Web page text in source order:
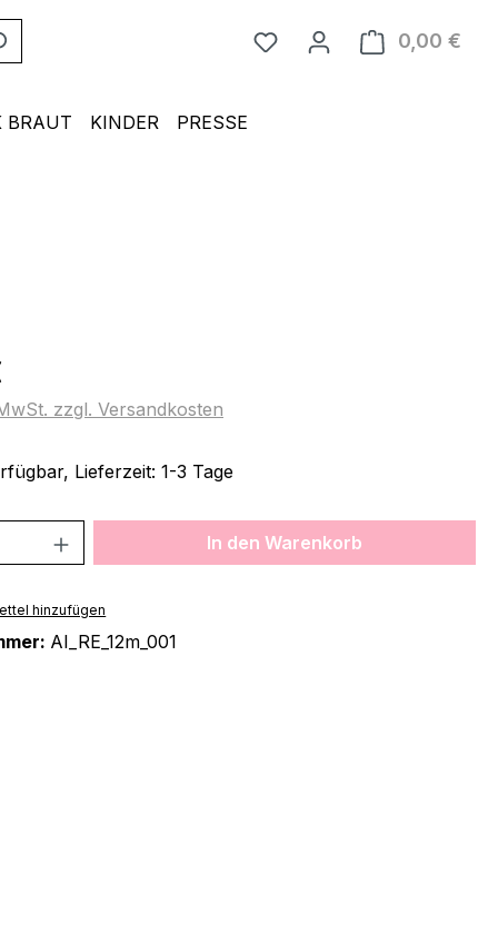
0,00 €
BRAUT KINDER PRESSE
zzgl. Versandkosten
Lieferzeit: 1-3 Tage
Anzahl: Gib den gewünschten Wert
In den Warenkorb
hinzufügen
AI_RE_12m_001